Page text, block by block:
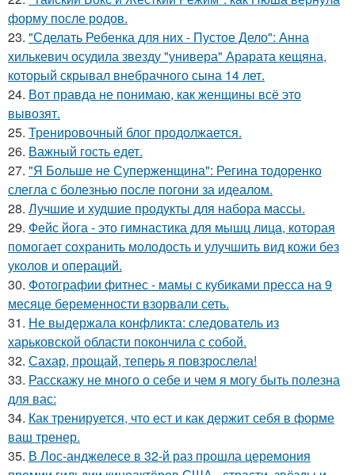
форму после родов.
23. "Сделать Ребенка для них - Пустое Дело": Анна
хилькевич осудила звезду "универа" Арарата кещяна,
который скрывал внебрачного сына 14 лет.
24. Вот правда не понимаю, как женщины всё это
вывозят.
25. Тренировочный блог продолжается.
26. Важный гость едет.
27. "Я Больше не Суперженщина": Регина тодоренко
слегла с болезнью после погони за идеалом.
28. Лучшие и худшие продукты для набора массы.
29. Фейс йога - это гимнастика для мышц лица, которая
помогает сохранить молодость и улучшить вид кожи без
уколов и операций.
30. Фотографии фитнес - мамы с кубиками пресса на 9
месяце беременности взорвали сеть.
31. Не выдержала конфликта: следователь из
харьковской области покончила с собой.
32. Сахар, прощай, теперь я повзрослела!
33. Расскажу не много о себе и чем я могу быть полезна
для вас:
34. Как тренируется, что ест и как держит себя в форме
ваш тренер.
35. В Лос-анджелесе в 32-й раз прошла церемония